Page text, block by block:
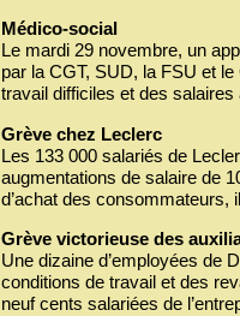
Médico-social
Le mardi 29 novembre, un
par la CGT, SUD, la FSU et
travail difficiles et des salaires
Grève chez Leclerc
Les 133 000 salariés de
augmentations de salaire de
d’achat des consommateurs,
Grève victorieuse des
Une dizaine d’employées de
conditions de travail et des
neuf cents salariées de